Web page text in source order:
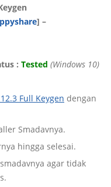
] –
: Tested (Windows 10)
Full Keygen dengan
Smadavnya.
hingga selesai.
agar tidak